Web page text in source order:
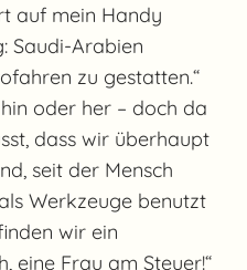
auf mein Handy
Saudi-Arabien
zu gestatten.“
oder her – doch da
dass wir überhaupt
seit der Mensch
Werkzeuge benutzt
wir ein
eine Frau am Steuer!“